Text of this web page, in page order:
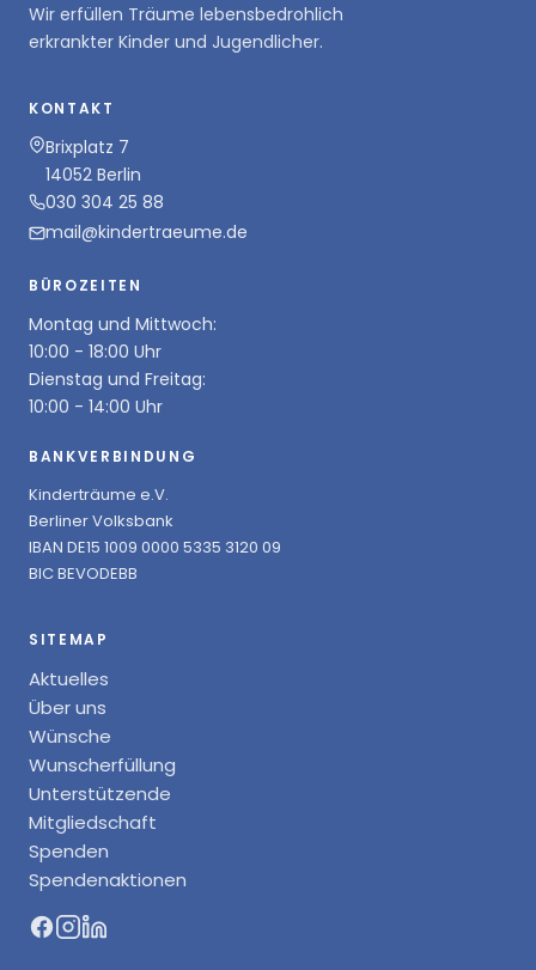
Wir erfüllen Träume lebensbedrohlich
erkrankter Kinder und Jugendlicher.
KONTAKT
Brixplatz 7
14052 Berlin
030 304 25 88
mail@kindertraeume.de
BÜROZEITEN
Montag und Mittwoch:
10:00 - 18:00 Uhr
Dienstag und Freitag:
10:00 - 14:00 Uhr
BANKVERBINDUNG
Kinderträume e.V.
Berliner Volksbank
IBAN DE15 1009 0000 5335 3120 09
BIC BEVODEBB
SITEMAP
Aktuelles
Über uns
Wünsche
Wunscherfüllung
Unterstützende
Mitgliedschaft
Spenden
Spendenaktionen